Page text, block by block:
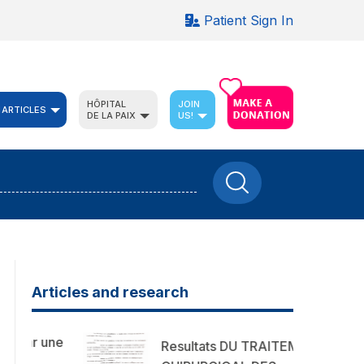
Patient Sign In
HÔPITAL
DE LA PAIX
JOIN
US!
Articles and research
Resultats DU TRAITEMENT